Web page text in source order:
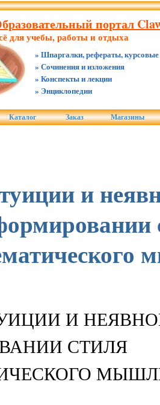
портал
для учебы, работы и отдыха
» Шпаргалки, рефераты, курсовые
» Сочинения и изложения
» Конспекты и лекции
» Энциклопедии
Каталог Заказ Магазины
и
И
СТИЛЯ